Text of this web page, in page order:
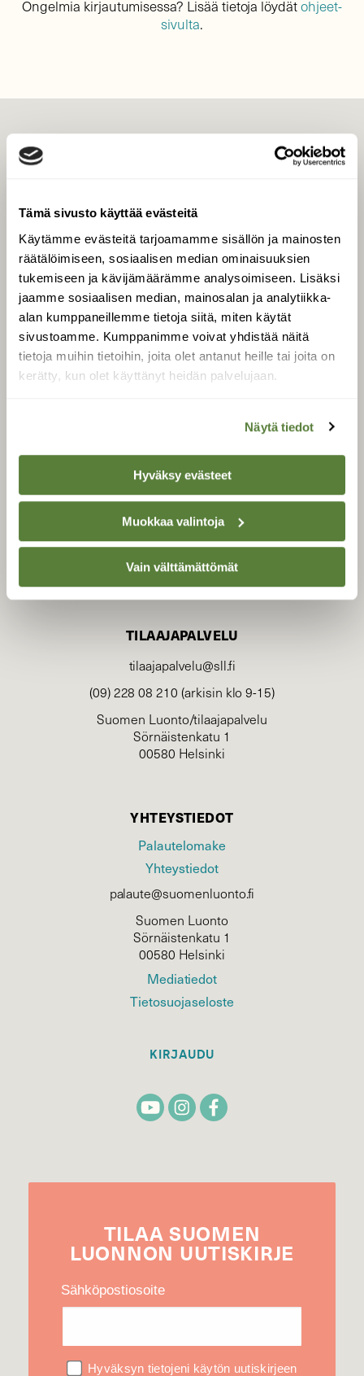
Tämä sivusto käyttää evästeitä
Käytämme evästeitä tarjoamamme sisällön ja mainosten
räätälöimiseen, sosiaalisen median ominaisuuksien
tukemiseen ja kävijämäärämme analysoimiseen. Lisäksi
jaamme sosiaalisen median, mainosalan ja analytiikka-
alan kumppaneillemme tietoja siitä, miten käytät
sivustoamme. Kumppanimme voivat yhdistää näitä
tietoja muihin tietoihin, joita olet antanut heille tai joita on
kerätty, kun olet käyttänyt heidän palvelujaan.
Näytä tiedot
Hyväksy evästeet
Muokkaa valintoja
Vain välttämättömät
Ongelmia kirjautumisessa? Lisää tietoja löydätohjeet-
sivulta.
Tilaa digilukuoikeus
Äänestä parasta juttua
Tilaa uutiskirje
SUOMEN LUONNON­
SUOJELU­LIITTO
Suomen Luonto -lehden
luonnonsuojelu­liitto.
TILAAJAPALVELU
tilaajapalvelu@sll.fi
(09) 228 08 210 (arkisin klo 9-15)
Suomen Luonto/tilaajapalvelu
Sörnäistenkatu 1
00580 Helsinki
YHTEYSTIEDOT
Palautelomake
Yhteystiedot
palaute@suomenluonto.fi
Suomen Luonto
Sörnäistenkatu 1
00580 Helsinki
Mediatiedot
Tietosuojaseloste
KIRJAUDU
TILAA SUOMEN
LUONNON UUTIS­KIRJE
Sähköpostiosoite
Hyväksyn tietojeni käytön uutiskirjeen